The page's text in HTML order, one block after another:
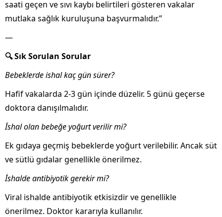
saati geçen ve sıvı kaybı belirtileri gösteren vakalar
mutlaka sağlık kuruluşuna başvurmalıdır.”
—
🔍 Sık Sorulan Sorular
Bebeklerde ishal kaç gün sürer?
Hafif vakalarda 2-3 gün içinde düzelir. 5 günü geçerse
doktora danışılmalıdır.
İshal olan bebeğe yoğurt verilir mi?
Ek gıdaya geçmiş bebeklerde yoğurt verilebilir. Ancak süt
ve sütlü gıdalar genellikle önerilmez.
İshalde antibiyotik gerekir mi?
Viral ishalde antibiyotik etkisizdir ve genellikle
önerilmez. Doktor kararıyla kullanılır.